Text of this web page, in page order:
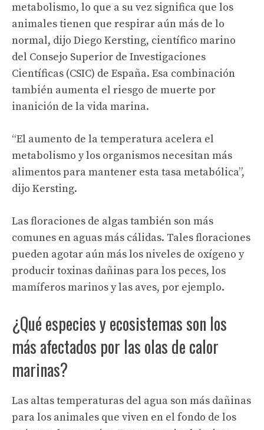
metabolismo, lo que a su vez significa que los
animales tienen que respirar aún más de lo
normal, dijo Diego Kersting, científico marino
del Consejo Superior de Investigaciones
Científicas (CSIC) de España. Esa combinación
también aumenta el riesgo de muerte por
inanición de la vida marina.
“El aumento de la temperatura acelera el
metabolismo y los organismos necesitan más
alimentos para mantener esta tasa metabólica”,
dijo Kersting.
Las floraciones de algas también son más
comunes en aguas más cálidas. Tales floraciones
pueden agotar aún más los niveles de oxígeno y
producir toxinas dañinas para los peces, los
mamíferos marinos y las aves, por ejemplo.
¿Qué especies y ecosistemas son los
más afectados por las olas de calor
marinas?
Las altas temperaturas del agua son más dañinas
para los animales que viven en el fondo de los